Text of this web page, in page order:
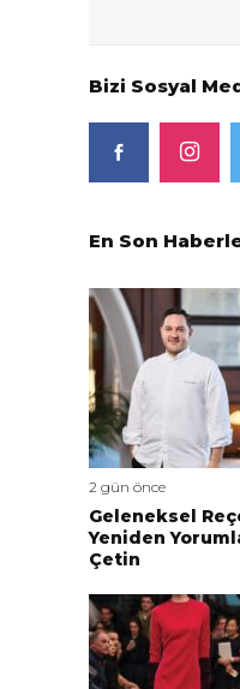
Bizi Sosyal
En Son
2 gün önce
Geleneksel
Yeniden
Çetin